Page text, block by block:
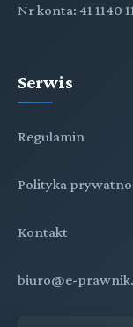
Nr konta: 41 1140
Serwis
Regulamin
Polityka
Kontakt
biuro@e-